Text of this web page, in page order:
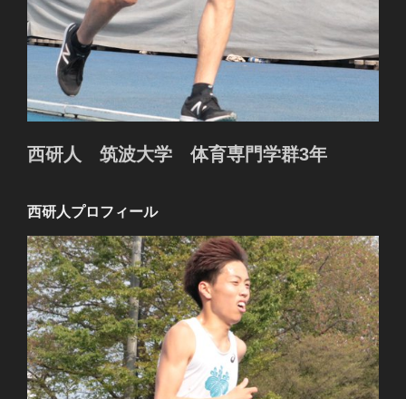
西研人 筑波大学 体育専門学群3年
西研人プロフィール